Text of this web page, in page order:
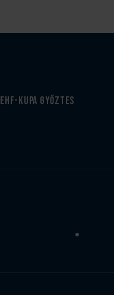
EHF-Kupa győztes